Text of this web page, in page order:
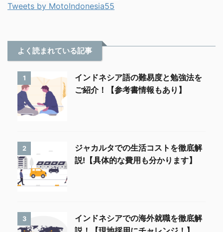
Tweets by MotoIndonesia55
よく読まれている記事
1
インドネシア語の難易度と勉強法を
ご紹介！【参考書情報もあり】
2
ジャカルタでの生活コストを徹底解
説!【具体的な費用も分かります】
3
インドネシアでの海外就職を徹底解